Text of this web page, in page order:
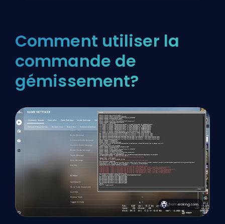
Comment utiliser la
commande de
gémissement?